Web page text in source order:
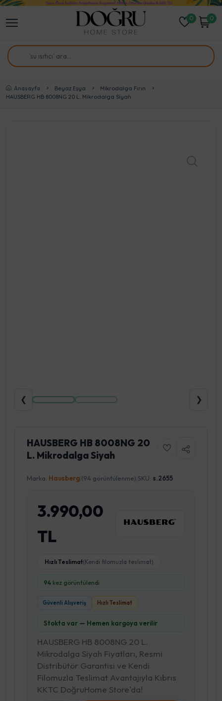
0 0
Anasayfa Beyaz Eşya
Mikrodalga Fırın
HAUSBERG HB 8008NG 20 L. Mikrodalga Siyah
❮ ❯
HAUSBERG HB 8008NG 20
L. Mikrodalga Siyah
Marka: Hausberg (94 görüntülenme) SKU: s.2655
3.990,00
TL
Hızlı Teslimat(Kendi filomuzla teslimat)
94 kez görüntülendi
Güvenli Alışveriş Hızlı Teslimat
Stokta var — Hemen kargoya verilir
HAUSBERG HB 8008NG 20 L.
Mikrodalga Siyah Fiyatları, Resmi
Distribütör Garantisi ve Kendi
Filomuzla Teslimat Avantajıyla Kıbrıs
KKTC DoğruHome Store'da!